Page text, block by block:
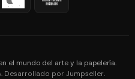
el mundo del arte y la papelería.
Desarrollado por Jumpseller.